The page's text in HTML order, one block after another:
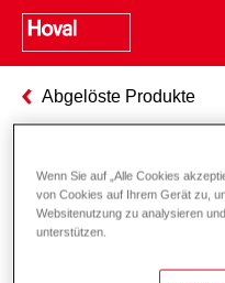
Abgelöste Produkte
Wenn Sie auf „Alle Cookies
von Cookies auf Ihrem Gerät zu,
Websitenutzung zu analysieren
unterstützen.